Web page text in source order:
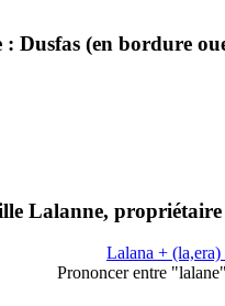
: Dusfas (en bordure
Lalanne,
Lalana + (la,era)
Prononcer entre